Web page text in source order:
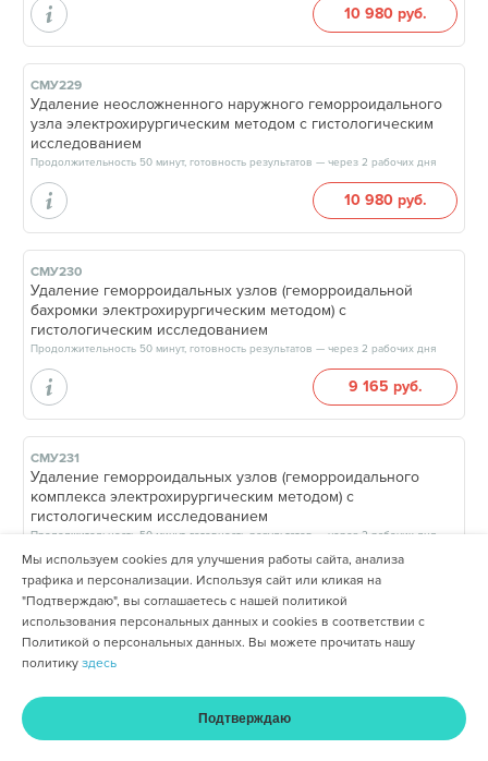
10 980 руб.
СМУ229
Удаление неосложненного наружного геморроидального
узла электрохирургическим методом с гистологическим
исследованием
Продолжительность 50 минут, готовность результатов — через 2 рабочих дня
10 980 руб.
СМУ230
Удаление геморроидальных узлов (геморроидальной
бахромки электрохирургическим методом) с
гистологическим исследованием
Продолжительность 50 минут, готовность результатов — через 2 рабочих дня
9 165 руб.
СМУ231
Удаление геморроидальных узлов (геморроидального
комплекса электрохирургическим методом) с
гистологическим исследованием
Продолжительность 50 минут, готовность результатов — через 2 рабочих дня
СМУ232
Иссечение анальной трещины с гистологическим
Продолжительность 50 минут, готовность результатов — дата и время готовности будут сообщены врачом в день приёма
15 820 руб.
Главная Услуги и цены Оплата Кабинет
Мы используем cookies для улучшения работы сайта, анализа
трафика и персонализации. Используя сайт или кликая на
"Подтверждаю", вы соглашаетесь с нашей политикой
использования персональных данных и cookies в соответствии с
Политикой о персональных данных. Вы можете прочитать нашу
политику здесь
Подтверждаю